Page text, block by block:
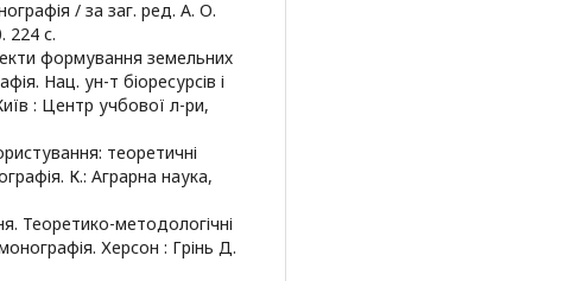
/ за заг. ред. А. О.
224 с.
формування земельних
Нац. ун-т біоресурсів і
: Центр учбової л-ри,
теоретичні
К.: Аграрна наука,
Теоретико-методологічні
Херсон : Грінь Д.